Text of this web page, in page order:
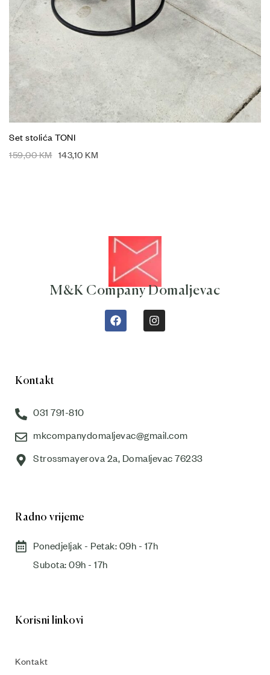
Set stolića TONI
159,00KM 143,10 KM
M&K Company Domaljevac
Kontakt
031 791-810
mkcompanydomaljevac@gmail.com
Strossmayerova 2a, Domaljevac 76233
Radno vrijeme
Ponedjeljak - Petak: 09h - 17h
Subota: 09h - 17h​
Korisni linkovi
Kontakt